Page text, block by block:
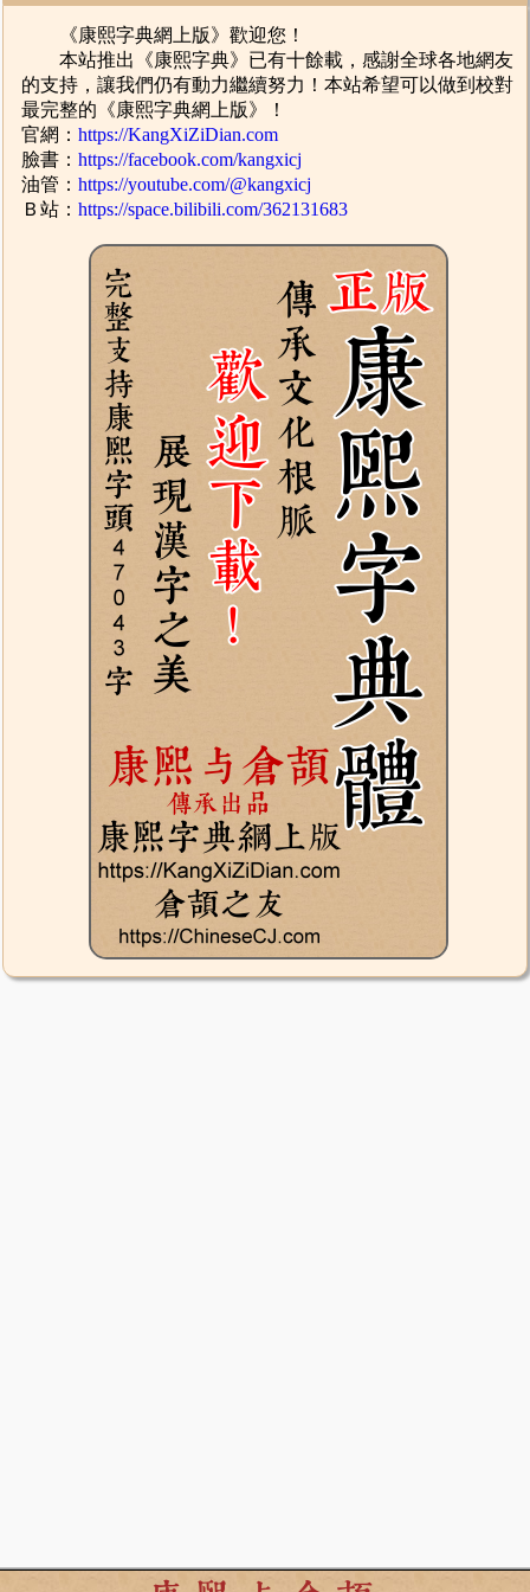
《康熙字典網上版》歡迎您！
本站推出《康熙字典》已有十餘載，感謝全球各地網友
的支持，讓我們仍有動力繼續努力！本站希望可以做到校對
最完整的《康熙字典網上版》！
官網：https://KangXiZiDian.com
臉書：https://facebook.com/kangxicj
油管：https://youtube.com/@kangxicj
Ｂ站：https://space.bilibili.com/362131683